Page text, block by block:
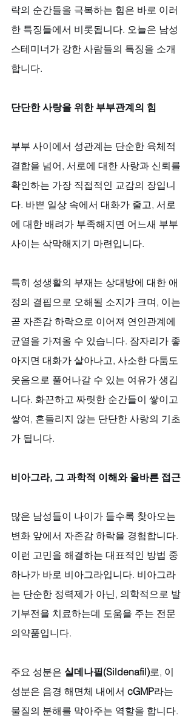
락의 순간들을 극복하는 힘은 바로 이러
한 특징들에서 비롯됩니다. 오늘은 남성
스테미너가 강한 사람들의 특징을 소개
합니다.
단단한 사랑을 위한 부부관계의 힘
부부 사이에서 성관계는 단순한 육체적
결합을 넘어, 서로에 대한 사랑과 신뢰를
확인하는 가장 직접적인 교감의 장입니
다. 바쁜 일상 속에서 대화가 줄고, 서로
에 대한 배려가 부족해지면 어느새 부부
사이는 삭막해지기 마련입니다.
특히 성생활의 부재는 상대방에 대한 애
정의 결핍으로 오해될 소지가 크며, 이는
곧 자존감 하락으로 이어져 연인관계에
균열을 가져올 수 있습니다. 잠자리가 좋
아지면 대화가 살아나고, 사소한 다툼도
웃음으로 풀어나갈 수 있는 여유가 생깁
니다. 화끈하고 짜릿한 순간들이 쌓이고
쌓여, 흔들리지 않는 단단한 사랑의 기초
가 됩니다.
비아그라, 그 과학적 이해와 올바른 접근
많은 남성들이 나이가 들수록 찾아오는
변화 앞에서 자존감 하락을 경험합니다.
이런 고민을 해결하는 대표적인 방법 중
하나가 바로 비아그라입니다. 비아그라
는 단순한 정력제가 아닌, 의학적으로 발
기부전을 치료하는데 도움을 주는 전문
의약품입니다.
주요 성분은 실데나필(Sildenafil)로, 이
성분은 음경 해면체 내에서 cGMP라는
물질의 분해를 막아주는 역할을 합니다.